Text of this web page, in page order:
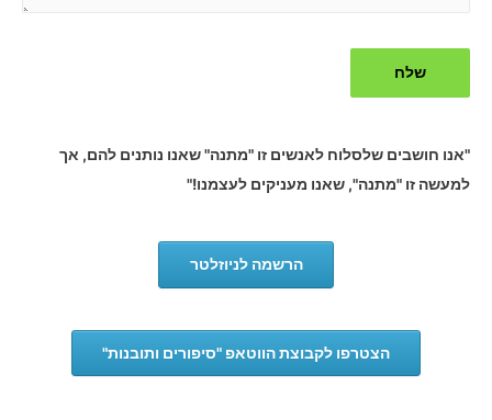
"אנו חושבים שלסלוח לאנשים זו "מתנה" שאנו נותנים להם, אך
למעשה זו "מתנה", שאנו מעניקים לעצמנו!"
הרשמה לניוזלטר
הצטרפו לקבוצת הווטאפ "סיפורים ותובנות"